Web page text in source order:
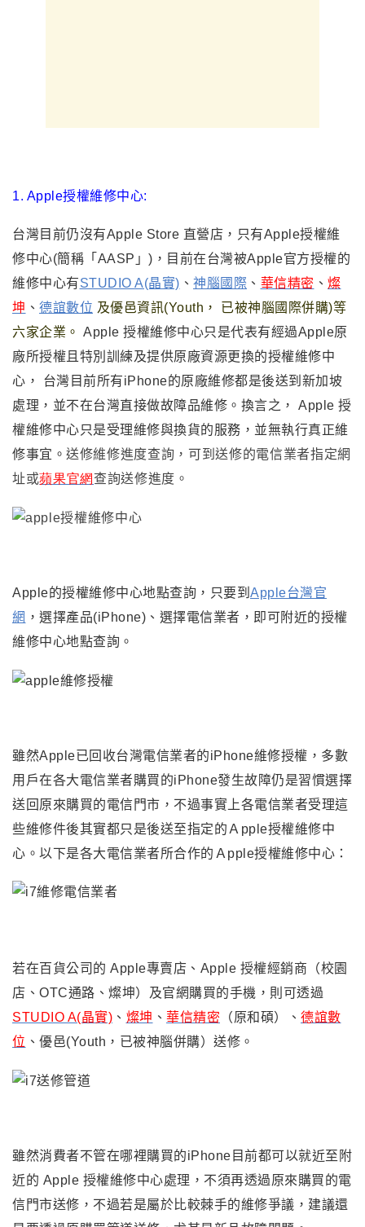
1. Apple授權維修中心:
台灣目前仍沒有Apple Store 直營店，只有Apple授權維
修中心(簡稱「AASP」)，目前在台灣被Apple官方授權的
維修中心有STUDIO A(晶實) 、 神腦國際 、 華信精密 、 燦
坤 、 德誼數位 及優邑資訊(Youth， 已被神腦國際併購)等
六家企業。 Apple 授權維修中心只是代表有經過Apple原
廠所授權且特別訓練及提供原廠資源更換的授權維修中
心， 台灣目前所有iPhone的原廠維修都是後送到新加坡
處理，並不在台灣直接做故障品維修。換言之， Apple 授
權維修中心只是受理維修與換貨的服務，並無執行真正維
修事宜。 送修維修進度查詢 ， 可到送修的電信業者指定網
址或蘋果官網 查詢送修進度。
Apple的授權維修中心地點查詢 ， 只要到 Apple台灣官
網 ， 選擇產品(iPhone)、選擇電信業者，即可附近的授權
維修中心地點查詢。
雖然Apple已回收台灣電信業者的iPhone維修授權，多數
用戶在各大電信業者購買的iPhone發生故障仍是習慣選擇
送回原來購買的電信門市，不過事實上各電信業者受理這
些維修件後其實都只是後送至指定的Ａpple授權維修中
心。以下是各大電信業者所合作的Ａpple授權維修中心：
若在百貨公司的 Apple專賣店、Apple 授權經銷商（校園
店、OTC通路、燦坤）及官網購買的手機，則可透過
STUDIO A(晶實) 、 燦坤 、 華信精密 （原和碩）、 德誼數
位 、優邑(Youth，已被神腦併購） 送修 。
雖然消費者不管在哪裡購買的iPhone目前都可以就近至附
近的 Apple 授權維修中心處理，不須再透過原來購買的電
信門市送修 ，不過若是屬於比較棘手的維修爭議，建議還